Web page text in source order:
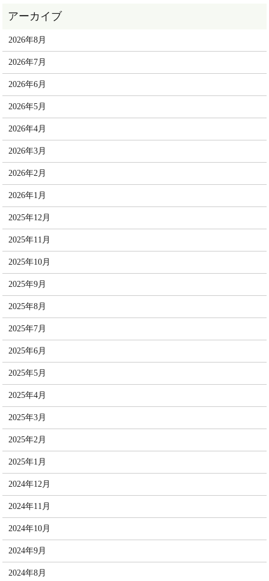
2026年8月
2026年7月
2026年6月
2026年5月
2026年4月
2026年3月
2026年2月
2026年1月
2025年12月
2025年11月
2025年10月
2025年9月
2025年8月
2025年7月
2025年6月
2025年5月
2025年4月
2025年3月
2025年2月
2025年1月
2024年12月
2024年11月
2024年10月
2024年9月
2024年8月